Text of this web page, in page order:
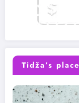
Tidža’s place